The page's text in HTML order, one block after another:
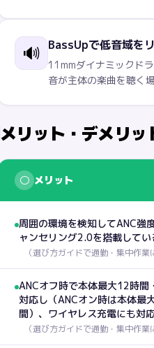
🔊 BassUpで低音域を
11mmダイナミックド
音が主体の楽曲を聴く
メリット・デメリッ
○ メリット
周囲の環境を検知してANC強
ャンセリング2.0を搭載してい
（選び方ガイドで通勤・集中作業
ANCオフ時で本体最大12時
対応し（ANCオン時は本体最
間）、ワイヤレス充電にも対
（選び方ガイドで通勤・集中作業